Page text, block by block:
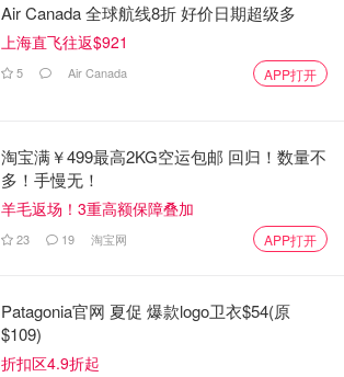
Air Canada 全球航线8折 好价日期超级多
上海直飞往返$921
5 Air Canada APP打开
淘宝满￥499最高2KG空运包邮 回归！数量不
多！手慢无！
羊毛返场！3重高额保障叠加
23 19 淘宝网 APP打开
Patagonia官网 夏促 爆款logo卫衣$54(原
$109)
折扣区4.9折起